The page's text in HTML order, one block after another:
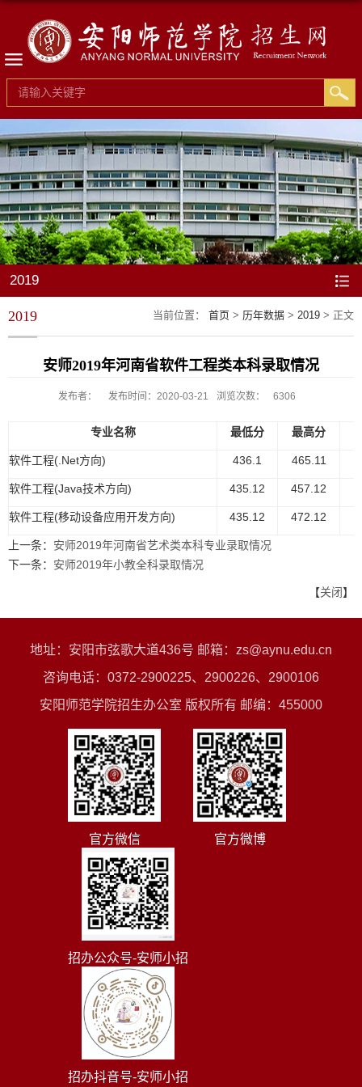
2019
当前位置： 首页 > 历年数据 > 2019 > 正文
2019
安师2019年河南省软件工程类本科录取情况
发布者： 发布时间：2020-03-21 浏览次数： 6306
专业名称 最低分 最高分
软件工程(.Net方向) 436.1 465.11
软件工程(Java技术方向) 435.12 457.12
软件工程(移动设备应用开发方向) 435.12 472.12
上一条： 安师2019年河南省艺术类本科专业录取情况
下一条： 安师2019年小教全科录取情况
【关闭】
地址：安阳市弦歌大道436号 邮箱：zs@aynu.edu.cn
咨询电话：0372-2900225、2900226、2900106
安阳师范学院招生办公室 版权所有 邮编：455000
官方微信 官方微博
招办公众号-安师小招
招办抖音号-安师小招